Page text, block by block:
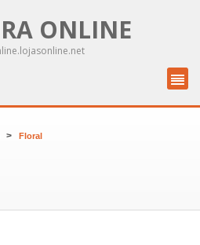
ONLINE
> Floral